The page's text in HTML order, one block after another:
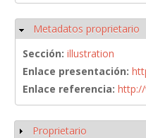
Ocultar
Metadatos proprietario
Sección: illustration
Enlace presentación:
Enlace referencia: http://
Mostrar
Proprietario